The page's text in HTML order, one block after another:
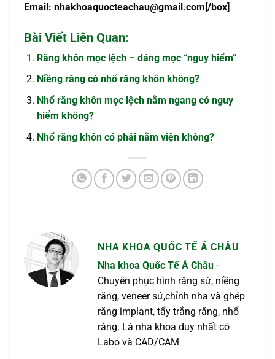
Email: nhakhoaquocteachau@gmail.com [/box]
Bài Viết Liên Quan:
Răng khôn mọc lệch – dáng mọc “nguy hiểm”
Niềng răng có nhổ răng khôn không?
Nhổ răng khôn mọc lệch nằm ngang có nguy
hiểm không?
Nhổ răng khôn có phải nằm viện không?
NHA KHOA QUỐC TẾ Á CHÂU
Nha khoa Quốc Tế Á Châu -
Chuyên phục hình răng sứ, niềng
răng, veneer sứ,chỉnh nha và ghép
răng implant, tẩy trắng răng, nhổ
răng. Là nha khoa duy nhất có
Labo và CAD/CAM